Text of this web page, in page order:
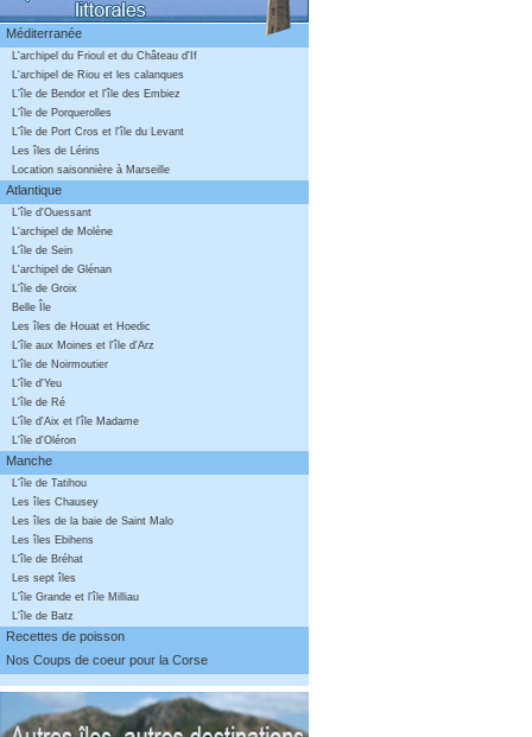
Méditerranée
L'archipel du Frioul et du Château d'If
L'archipel de Riou et les calanques
L'île de Bendor et l'île des Embiez
L'île de Porquerolles
L'île de Port Cros et l'île du Levant
Les îles de Lérins
Location saisonnière à Marseille
Atlantique
L'île d'Ouessant
L'archipel de Molène
L'île de Sein
L'archipel de Glénan
L'île de Groix
Belle Île
Les îles de Houat et Hoedic
L'île aux Moines et l'île d'Arz
L'île de Noirmoutier
L'île d'Yeu
L'île de Ré
L'île d'Aix et l'île Madame
L'île d'Oléron
Manche
L'île de Tatihou
Les îles Chausey
Les îles de la baie de Saint Malo
Les îles Ebihens
L'île de Bréhat
Les sept îles
L'île Grande et l'île Milliau
L'île de Batz
Recettes de poisson
Nos Coups de coeur pour la Corse